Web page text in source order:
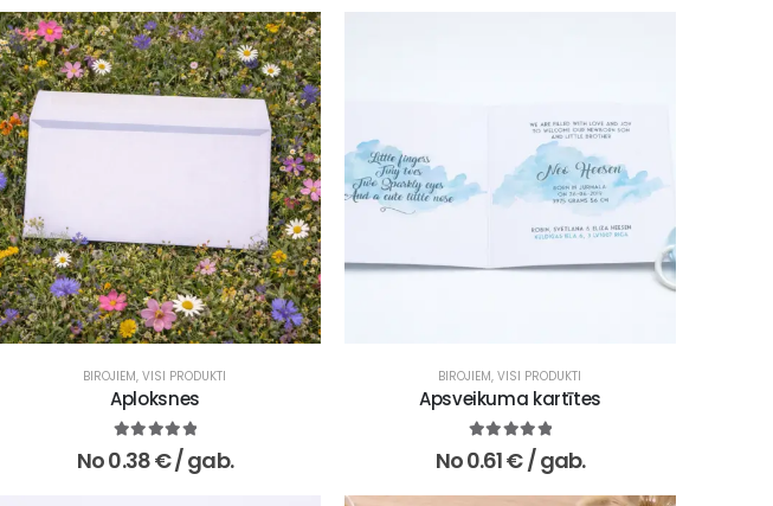
REKLĀMAS UN MĀRKETINGA AĢENTŪRĀM SKOLĀM UN IZGLĪTĪBAS IESTĀDĒM
BIROJIEM,VISI PRODUKTI
Aploksnes
5.00no 5
No0.38€/ gab.
BIROJIEM,VISI PRODUKTI
Apsveikuma kartītes
5.00no 5
No0.61€/ gab.